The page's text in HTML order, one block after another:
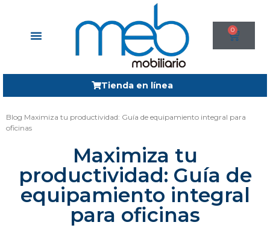
0
Tienda en línea
Blog Maximiza tu productividad: Guía de equipamiento integral para
oficinas
Maximiza tu
productividad: Guía de
equipamiento integral
para oficinas